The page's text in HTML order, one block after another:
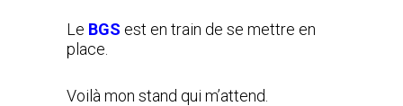
Le BGS est en train de se mettre en
place.
Voilà mon stand qui m’attend.